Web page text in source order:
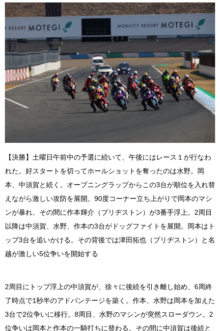
【決勝】土曜日午前中の予選に続いて、午後にはレース１が行なわ
れた。好スタートを切ってホールショットを奪ったのは水野。岡
本、中須賀と続く。オープニングラップからこの3台が順位を入れ替
えながら激しい攻防を展開。90度コーナー立ち上がりで岡本のマシ
ンが暴れ、その間に作本輝介（ブリヂストン）が3番手浮上。2周目
以降は中須賀、水野、作本の3台がドッグファイトを展開。岡本はト
ップ3台を追いかける。その背後では津田拓也（ブリヂストン）と名
越が激しい5位争いを開始する
2周目にトップ浮上の中須賀が、徐々に後続を引き離し始め、6周終
了時点で1秒半のアドバンテージを築く。作本、水野は岡本を加えた
3台で2位争いに移行。8周目、水野のマシンが突然スローダウン。2
位争いは岡本と作本の一騎打ちに替わる。その間に中須賀は後続と